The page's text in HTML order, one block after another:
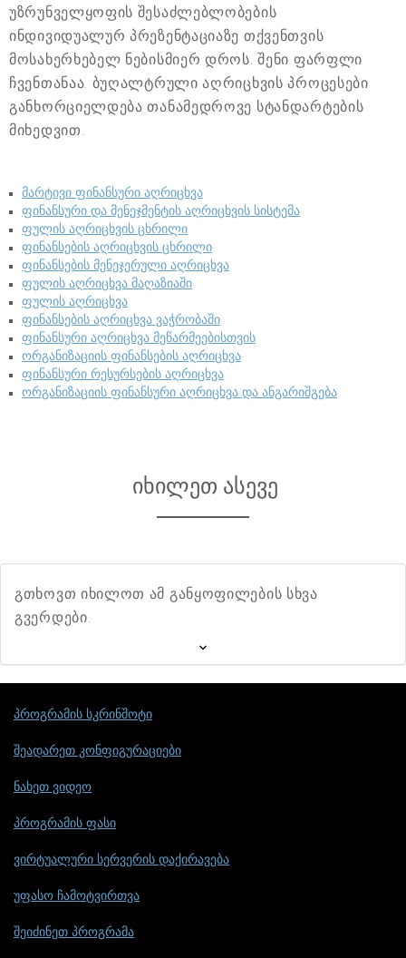
უზრუნველყოფის შესაძლებლობების
ინდივიდუალურ პრეზენტაციაზე თქვენთვის
მოსახერხებელ ნებისმიერ დროს. შენი ფარფლი
ჩვენთანაა. ბუღალტრული აღრიცხვის პროცესები
განხორციელდება თანამედროვე სტანდარტების
მიხედვით.
მარტივი ფინანსური აღრიცხვა
ფინანსური და მენეჯმენტის აღრიცხვის სისტემა
ფულის აღრიცხვის ცხრილი
ფინანსების აღრიცხვის ცხრილი
ფინანსების მენეჯერული აღრიცხვა
ფულის აღრიცხვა მაღაზიაში
ფულის აღრიცხვა
ფინანსების აღრიცხვა ვაჭრობაში
ფინანსური აღრიცხვა მეწარმეებისთვის
ორგანიზაციის ფინანსების აღრიცხვა
ფინანსური რესურსების აღრიცხვა
ორგანიზაციის ფინანსური აღრიცხვა და ანგარიშგება
იხილეთ ასევე
გთხოვთ იხილოთ ამ განყოფილების სხვა
გვერდები.
პროგრამის სკრინშოტი
შეადარეთ კონფიგურაციები
ნახეთ ვიდეო
პროგრამის ფასი
ვირტუალური სერვერის დაქირავება
უფასო ჩამოტვირთვა
შეიძინეთ პროგრამა